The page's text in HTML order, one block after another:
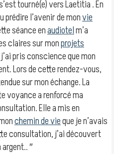
tourné(e) vers Laetitia . En
prédire l’avenir de monvie
séance enaudiotelm’a
claires sur monprojets
pris conscience que mon
Lors de cette rendez-vous,
sur mon échange. La
voyance a renforcé ma
Elle a mis en
chemin de vieque je n’avais
consultation, j’ai découvert
″